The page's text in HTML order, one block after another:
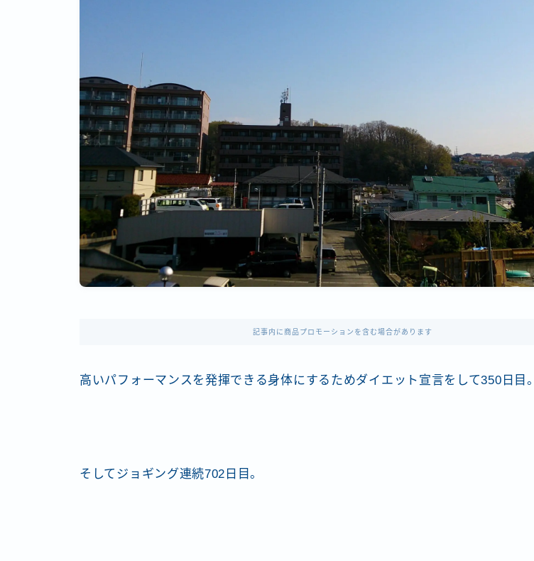
記事内に商品プロモーションを含む場合があります
高いパフォーマンスを発揮できる身体にするためダイエット宣言をして350日目。
そしてジョギング連続702日目。